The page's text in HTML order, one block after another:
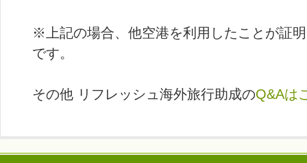
※上記の場合、他空港を利用したことが証
です。
その他 リフレッシュ海外旅行助成のQ&Aは